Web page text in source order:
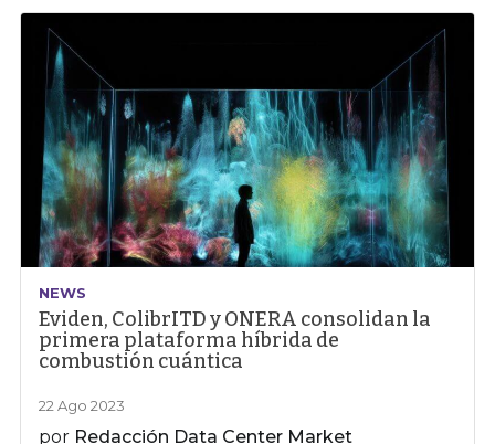
NEWS
Eviden, ColibrITD y ONERA consolidan la
primera plataforma híbrida de
combustión cuántica
22 Ago 2023
por Redacción Data Center Market